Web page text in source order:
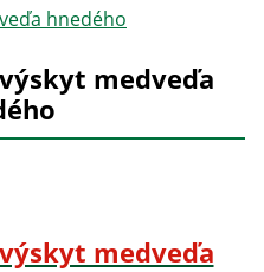
hnedého
výskyt medveďa
výskyt medveďa